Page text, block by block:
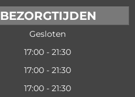
BEZORGTIJDEN
Gesloten
17:00 - 21:30
17:00 - 21:30
17:00 - 21:30